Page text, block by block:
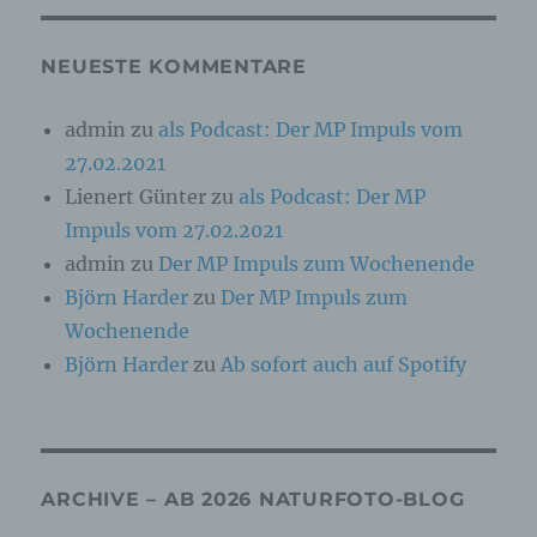
NEUESTE KOMMENTARE
admin zu als Podcast: Der MP Impuls vom
27.02.2021
Lienert Günter zu als Podcast: Der MP
Impuls vom 27.02.2021
admin zu Der MP Impuls zum Wochenende
Björn Harder zu Der MP Impuls zum
Wochenende
Björn Harder zuAb sofort auch auf Spotify
ARCHIVE – AB 2026 NATURFOTO-BLOG
besonderen Merkmalen, die Ausdruck der
psychischen, wirtschaftlichen, kulturellen oder
b) betroffene Person
Betroffene Person ist jede identifizierte oder
identifizierbare natürliche Person, deren
personenbezogene Daten von dem für die
Verarbeitung Verantwortlichen verarbeitet
werden.
oder jede solche Vorgangsreihe im